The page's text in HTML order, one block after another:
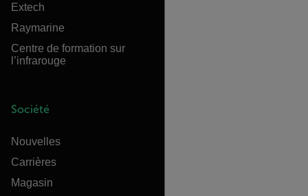
Extech
Raymarine
Centre de formation sur
l’infrarouge
Société
Nouvelles
Carrières
Magasin